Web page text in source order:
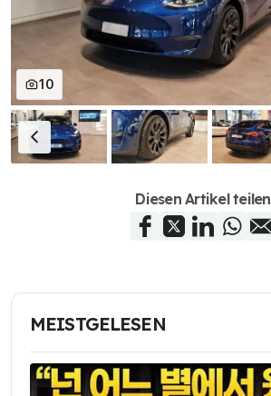
10
Diesen Artikel teilen
MEISTGELESEN